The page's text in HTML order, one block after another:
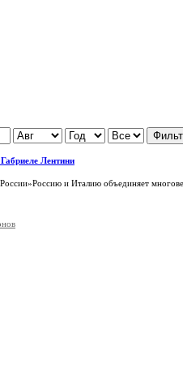
Лентини
и Италию объединяет